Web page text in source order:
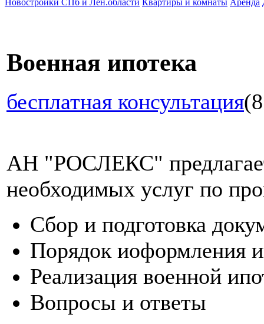
Военная ипотека
бесплатная консультация
АН "РОСЛЕКС"
необходимых услуг по
Сбор и подготовка
Порядок иоформления
Реализация военной
Вопросы и ответы